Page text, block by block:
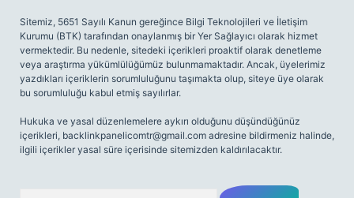
Sitemiz, 5651 Sayılı Kanun gereğince Bilgi Teknolojileri ve İletişim
Kurumu (BTK) tarafından onaylanmış bir Yer Sağlayıcı olarak hizmet
vermektedir. Bu nedenle, sitedeki içerikleri proaktif olarak denetleme
veya araştırma yükümlülüğümüz bulunmamaktadır. Ancak, üyelerimiz
yazdıkları içeriklerin sorumluluğunu taşımakta olup, siteye üye olarak
bu sorumluluğu kabul etmiş sayılırlar.
Hukuka ve yasal düzenlemelere aykırı olduğunu düşündüğünüz
içerikleri, backlinkpanelicomtr@gmail.com adresine bildirmeniz halinde,
ilgili içerikler yasal süre içerisinde sitemizden kaldırılacaktır.